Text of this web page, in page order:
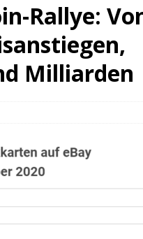
Rallye:
Milliarden